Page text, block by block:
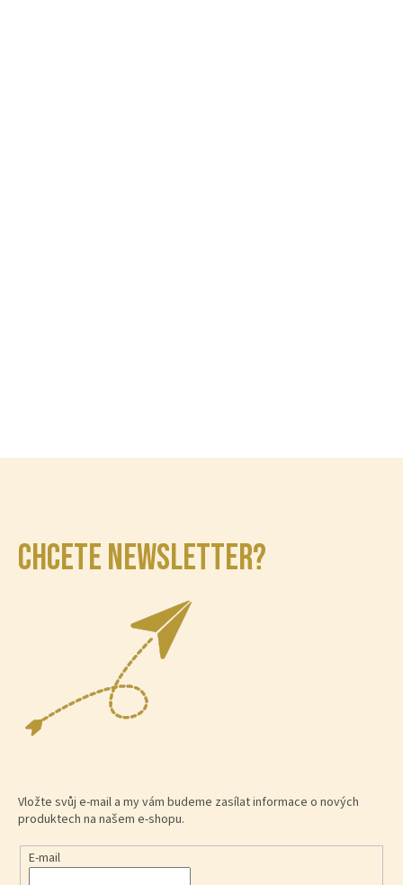
CHCETE NEWSLETTER?
Vložte svůj e-mail a my vám budeme zasílat informace o nových
produktech na našem e-shopu.
E-mail